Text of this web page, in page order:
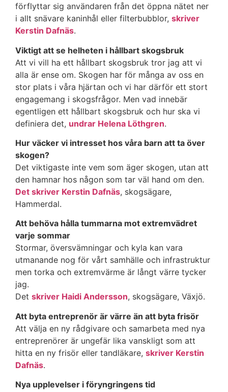
förflyttar sig användaren från det öppna nätet ner
i allt snävare kaninhål eller filterbubblor, skriver
Kerstin Dafnäs.
Viktigt att se helheten i hållbart skogsbruk
Att vi vill ha ett hållbart skogsbruk tror jag att vi
alla är ense om. Skogen har för många av oss en
stor plats i våra hjärtan och vi har därför ett stort
engagemang i skogsfrågor. Men vad innebär
egentligen ett hållbart skogsbruk och hur ska vi
definiera det, undrar Helena Löthgren.
Hur väcker vi intresset hos våra barn att ta över
skogen?
Det viktigaste inte vem som äger skogen, utan att
den hamnar hos någon som tar väl hand om den.
Det skriver Kerstin Dafnäs, skogsägare,
Hammerdal.
Att behöva hålla tummarna mot extremvädret
varje sommar
Stormar, översvämningar och kyla kan vara
utmanande nog för vårt samhälle och infrastruktur
men torka och extremvärme är långt värre tycker
jag.
Det skriver Haidi Andersson, skogsägare, Växjö.
Att byta entreprenör är värre än att byta frisör
Att välja en ny rådgivare och samarbeta med nya
entreprenörer är ungefär lika vanskligt som att
hitta en ny frisör eller tandläkare, skriver Kerstin
Dafnäs.
Nya upplevelser i föryngringens tid